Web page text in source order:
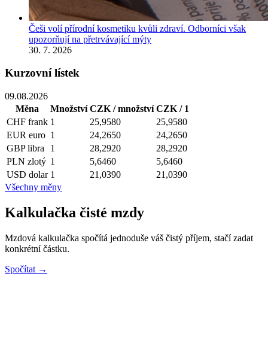
Češi volí přírodní kosmetiku kvůli zdraví. Odborníci však
upozorňují na přetrvávající mýty
30. 7. 2026
Kurzovní lístek
09.08.2026
Měna
Množství CZK / množství CZK / 1
CHF frank 1 25,9580
25,9580
EUR euro 1 24,2650
24,2650
GBP libra 1 28,2920
28,2920
PLN zlotý 1 5,6460
5,6460
USD dolar 1 21,0390
21,0390
Všechny měny
Kalkulačka čisté mzdy
Mzdová kalkulačka spočítá jednoduše váš čistý příjem, stačí zadat
konkrétní částku.
Spočítat →